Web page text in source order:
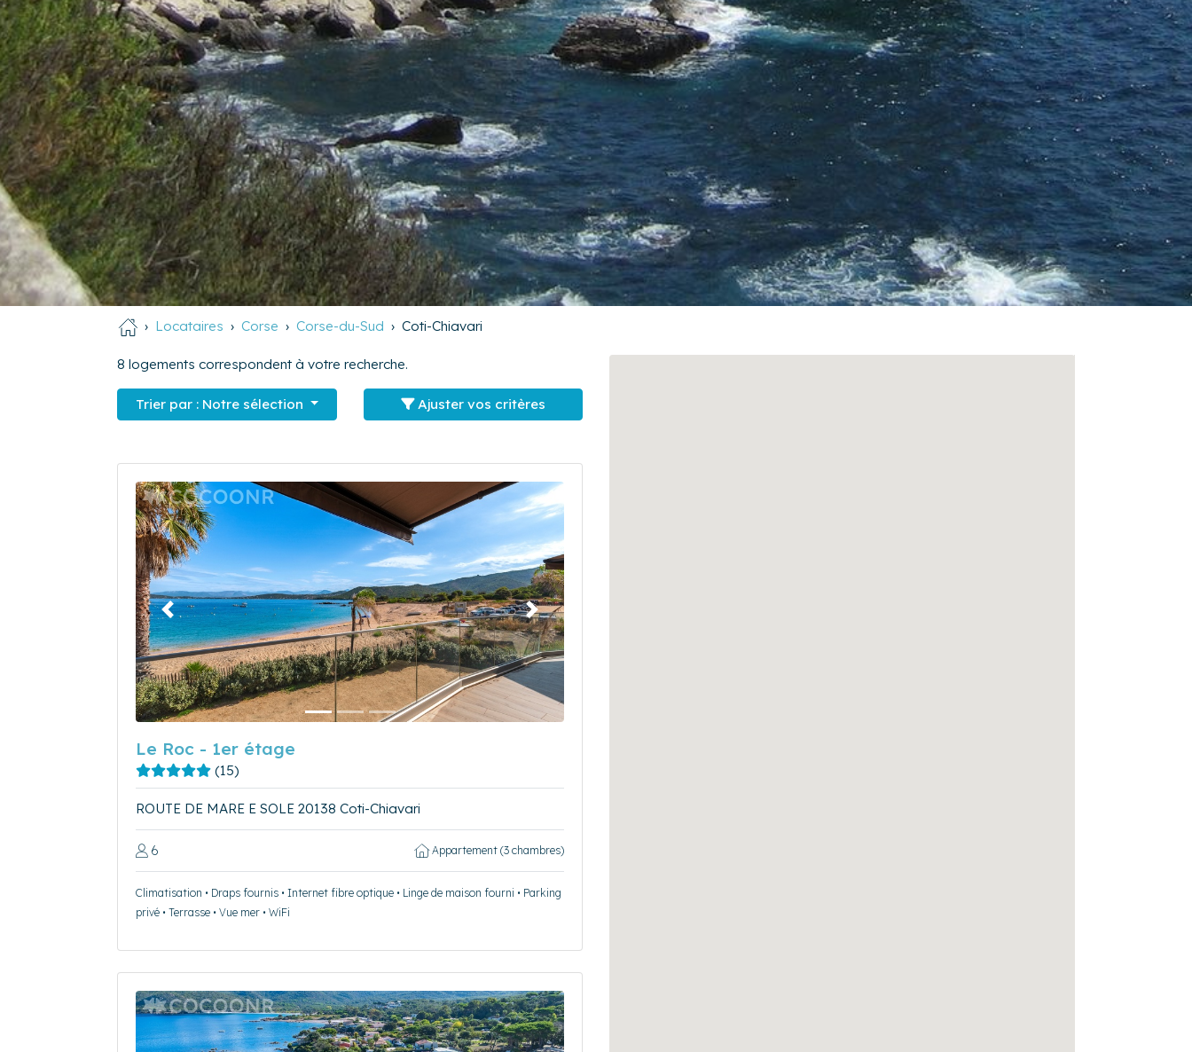
Locataires Corse Corse-du-Sud Coti-Chiavari
8 logements correspondent à votre recherche.
Trier par : Notre sélection Ajuster vos critères
Précédent Suivant
Le Roc - 1er étage
(15)
ROUTE DE MARE E SOLE 20138 Coti-Chiavari
6 Appartement (3 chambres)
Climatisation • Draps fournis • Internet fibre optique • Linge de maison fourni • Parking
privé • Terrasse • Vue mer • WiFi